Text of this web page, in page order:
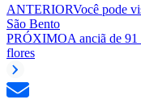
ANTERIORVocê pode
São Bento
PRÓXIMOA anciã de
flores